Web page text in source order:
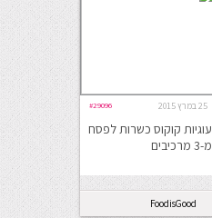
25 במרץ 2015 #29096
עוגיות קוקוס כשרות לפסח
מ-3 מרכיבים
FoodisGood